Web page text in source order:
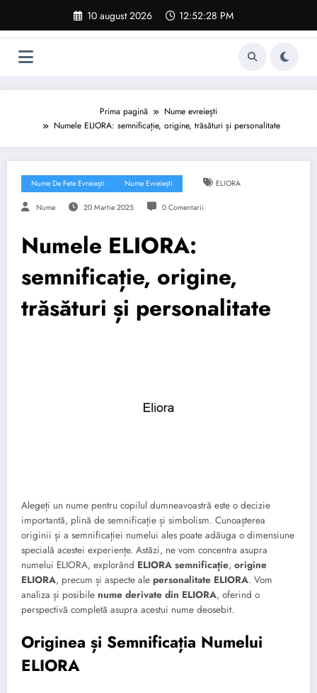
conținut
10 august 2026 12:52:29 PM
Prima pagină
Nume evreiești
Numele ELIORA: semnificație, origine, trăsături și personalitate
Nume De Fete Evreiești Nume Evreiești ELIORA
Nume 20 Martie 2025 0 Comentarii
Numele ELIORA:
semnificație, origine,
trăsături și personalitate
Alegeți un nume pentru copilul dumneavoastră este o decizie
importantă, plină de semnificație și simbolism. Cunoașterea
originii și a semnificației numelui ales poate adăuga o dimensiune
specială acestei experiențe. Astăzi, ne vom concentra asupra
numelui ELIORA, explorând ELIORA semnificație, origine
ELIORA, precum și aspecte ale personalitate ELIORA. Vom
analiza și posibile nume derivate din ELIORA, oferind o
perspectivă completă asupra acestui nume deosebit.
Originea și Semnificația Numelui
ELIORA